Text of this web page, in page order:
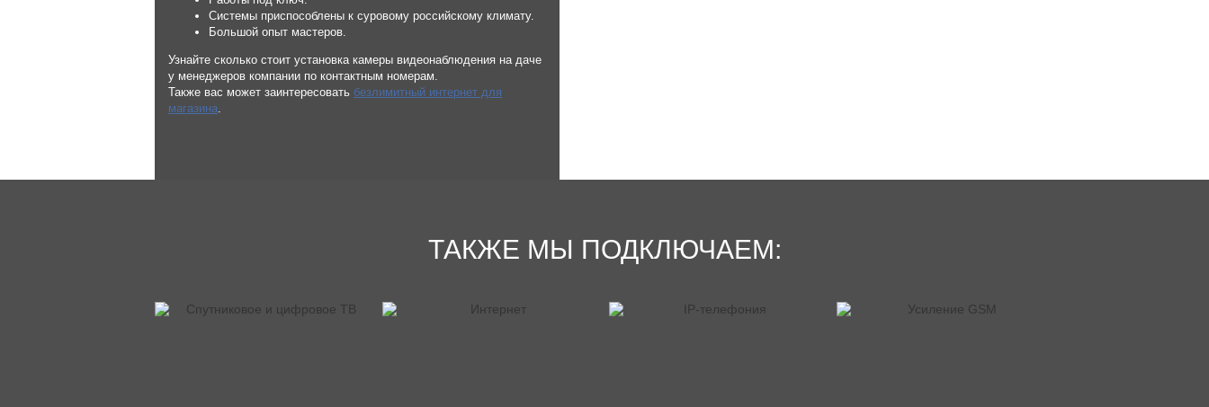
Системы приспособлены к суровому российскому климату.
Большой опыт мастеров.
Узнайте сколько стоит установка камеры видеонаблюдения на даче
у менеджеров компании по контактным номерам.
Также вас может заинтересовать безлимитный интернет для
магазина.
ТАКЖЕ МЫ ПОДКЛЮЧАЕМ: